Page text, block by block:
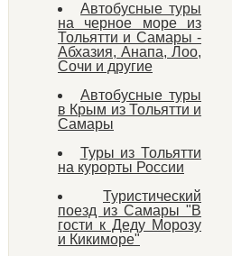
Автобусные туры
на черное море из
Тольятти и Самары -
Абхазия, Анапа, Лоо,
Сочи и другие
Автобусные туры
в Крым из Тольятти и
Самары
Туры из Тольятти
на курорты России
Туристический
поезд из Самары "В
гости к Деду Морозу
и Кикиморе"